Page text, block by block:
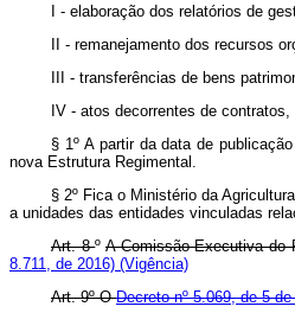
I - elaboração dos relatórios de
II - remanejamento dos recursos
III - transferências de bens
IV - atos decorrentes de
§ 1º A partir da data de
nova Estrutura Regimental.
§ 2º Fica o Ministério da
a unidades das entidades vinculadas
Art. 8º A Comissão Executiva do
8.711, de 2016) (Vigência)
Art. 9º ODecreto nº 5.069, de 5